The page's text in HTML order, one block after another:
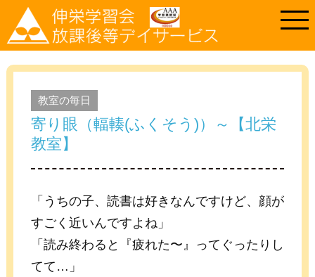
教室の毎日
寄り眼（輻輳(ふくそう)）～【北栄
教室】
「うちの子、読書は好きなんですけど、顔が
すごく近いんですよね」
「読み終わると『疲れた〜』ってぐったりし
てて…」